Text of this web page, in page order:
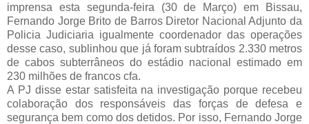
imprensa esta segunda-feira (30 de Março) em Bissau,
Fernando Jorge Brito de Barros Diretor Nacional Adjunto da
Policia Judiciaria igualmente coordenador das operações
desse caso, sublinhou que já foram subtraídos 2.330 metros
de cabos subterrâneos do estádio nacional estimado em
230 milhões de francos cfa.
A PJ disse estar satisfeita na investigação porque recebeu
colaboração dos responsáveis das forças de defesa e
segurança bem como dos detidos. Por isso, Fernando Jorge